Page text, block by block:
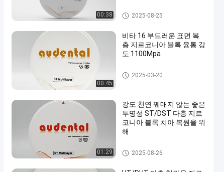
00:38 치과 용 지르코니아 블록
2025-08-25
00:45
비타 16 부드러운 표면 복
층 지르코니아 블록 융통 강
도 1100Mpa
다층 지르코니아 블록
2025-03-20
01:29
강도 천연 꿰매지 않는 좋은
투명성 ST/DST 다층 지르
코니아 블록 치아 복원을 위
해
다층 지르코니아 블록
2025-08-26